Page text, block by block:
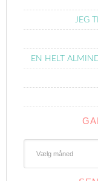
JEG
EN HELT